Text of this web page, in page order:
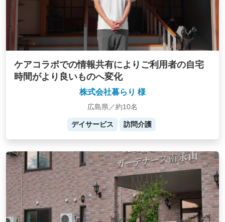
ケアコラボでの情報共有によりご利用者の自宅
時間がより良いものへ変化
株式会社暮らり 様
広島県／約10名
デイサービス 訪問介護